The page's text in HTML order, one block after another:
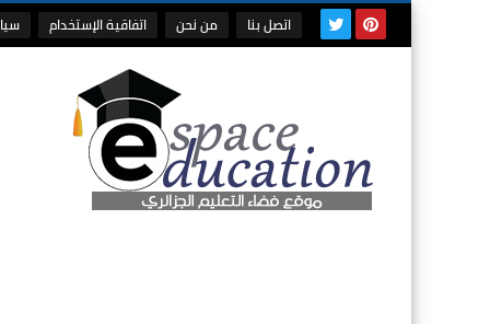
اتصل بنا من نحن اتفاقية الإستخدام